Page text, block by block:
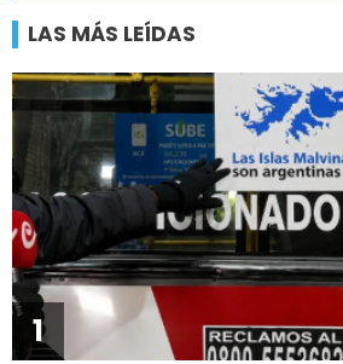
LAS MÁS LEÍDAS
1